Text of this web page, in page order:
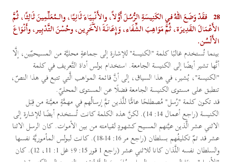
28 فقَدْ وَضَعَ اللهُ في الكَنِيسَةِ الرُّسُلَ أَوَّلاً، والأَنْبِيَاءَ ثَانِيًا، والـمُعَلِّمِينَ ثَالِثًا، ثُمَّ
الأَعْمَالَ القَدِيرَة، ثُمَّ مَوَاهِبَ الشِّفَاء، وَإِعَانَةَ الآخَرِين، وحُسْنَ التَّدْبِير، وأَنْوَاعَ
الأَلْسُن.
بينما تُستخدم غالبًا كلمة "الكنيسة" للإشارة إلى جماعةٍ محليَّة من المسيحيّين، إلَّا
أنَّها تشير أيضًا إلى الكنيسة الجامعة. استخدام بولس أداة التَّعريف في كلمة
"الكنيسة"، يُشير، في هذا السياق، إلى أنَّ قائمة المواهب الَّتي تتبع في هذا النصّ،
تنطبق على مستوى الكنيسة الجامعة فضلًا عن المستوى المحليّ.
قد تكون كلمة "رُسل" مُصطلحًا عامًّا للَّذين تمَّ إرسالُهم في مهمَّةٍ معيَّنة من قِبَل
الكنيسة (راجع أعمال 14: 14). لكنَّ هذه الكلمة كانت تُستخدم أيضًا للإشارة إلى
الاثني عشر الَّذين عيَّنهم المسيح كشهودٍ لقيامته من بين الأموات. كان الرسل الاثنا
عشر قد تمّ تكليفُهم بسلطان (راجع مر 16: 14-18). كانت لبولس المأموريَّة نفسها
والسلطان نفسه اللَّذان كانا للاثني عشر (راجع 1 قور 15: 9؛ غل 1: 11، 12). كان